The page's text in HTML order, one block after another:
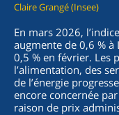
Claire Grangé (Insee)
En mars 2026,
augmente de 0,6 %
0,5 % en février. Les
l’alimentation, des
de l’énergie
encore concernée
raison de prix